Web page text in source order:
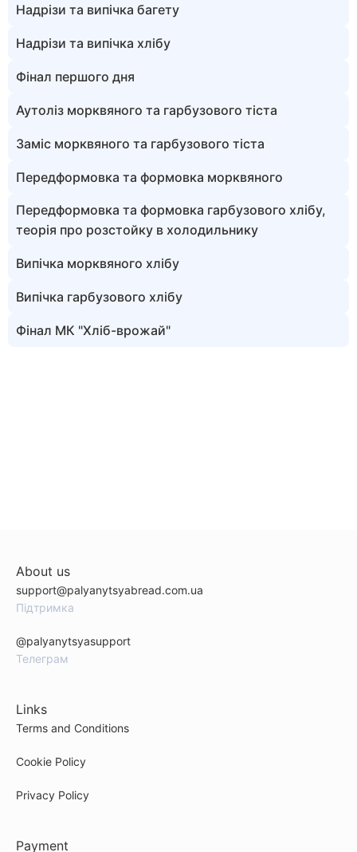
Надрізи та випічка багету
Надрізи та випічка хлібу
Фінал першого дня
Аутоліз морквяного та гарбузового тіста
Заміс морквяного та гарбузового тіста
Передформовка та формовка морквяного
Передформовка та формовка гарбузового хлібу,
теорія про розстойку в холодильнику
Випічка морквяного хлібу
Випічка гарбузового хлібу
Фінал МК "Хліб-врожай"
About us
support@palyanytsyabread.com.ua
Підтримка
@palyanytsyasupport
Телеграм
Links
Terms and Conditions
Cookie Policy
Privacy Policy
Payment